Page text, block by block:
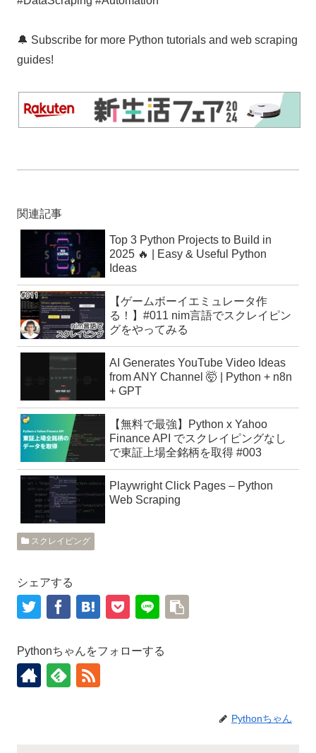
🔔 Subscribe for more Python tutorials and web scraping
guides!
関連記事
Top 3 Python Projects to Build in
2025 🔥 | Easy & Useful Python
Ideas
【ゲームボーイエミュレータ作
る！】#011 nim言語でスクレイピン
グをやってみる
AI Generates YouTube Video Ideas
from ANY Channel 🤯 | Python + n8n
+ GPT
【無料で最強】Python x Yahoo
Finance API でスクレイピングなし
で東証上場全銘柄を取得 #003
Playwright Click Pages – Python
Web Scraping
スクレイピング
シェアする
Pythonちゃんをフォローする
Pythonちゃん